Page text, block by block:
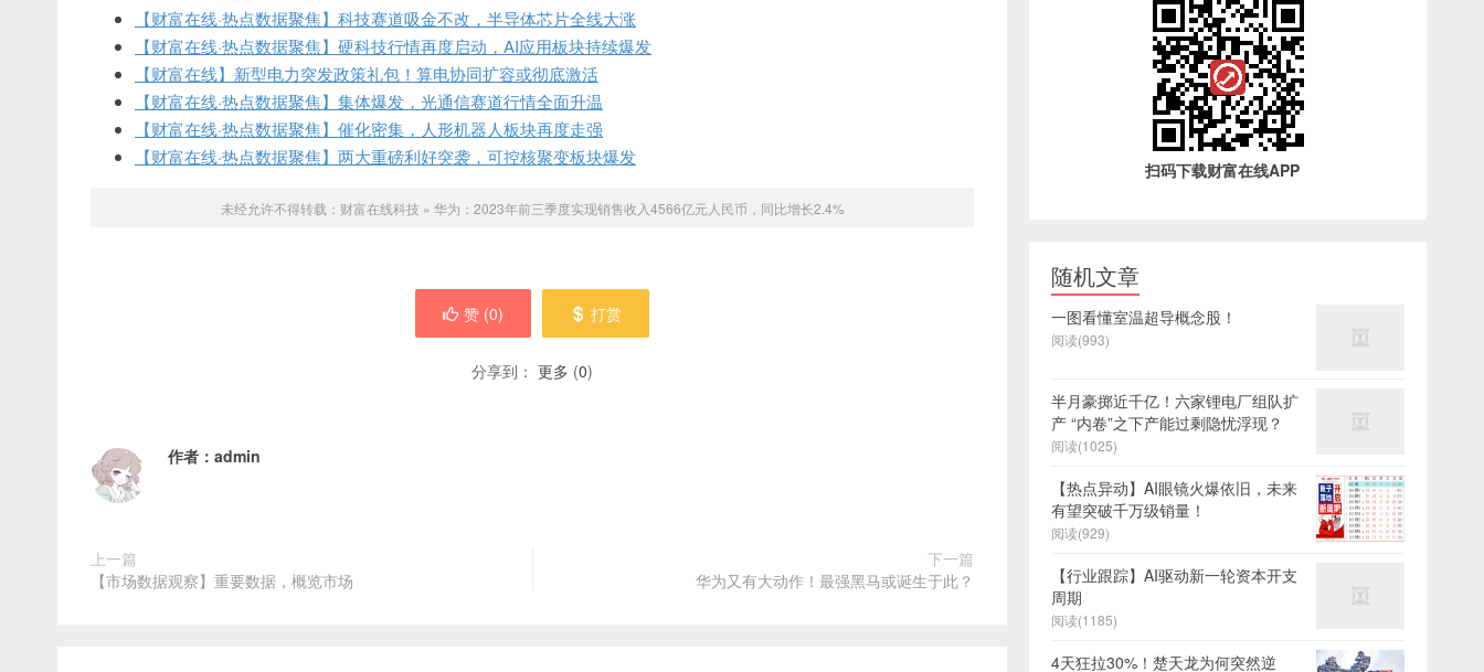
【财富在线·热点数据聚焦】科技赛道吸金不改，半导体芯片全线大涨
【财富在线·热点数据聚焦】硬科技行情再度启动，AI应用板块持续爆发
【财富在线】新型电力突发政策礼包！算电协同扩容或彻底激活
【财富在线·热点数据聚焦】集体爆发，光通信赛道行情全面升温
【财富在线·热点数据聚焦】催化密集，人形机器人板块再度走强
【财富在线·热点数据聚焦】两大重磅利好突袭，可控核聚变板块爆发
未经允许不得转载： 财富在线科技 » 华为：2023年前三季度实现销售收入4566亿元人民币，同比增长2.4%
赞 (0) 打赏
分享到： 更多 (0)
作者： admin
上一篇
【市场数据观察】重要数据，概览市场
下一篇
华为又有大动作！最强黑马或诞生于此？
扫码下载财富在线APP
随机文章
一图看懂室温超导概念股！
阅读(993)
半月豪掷近千亿！六家锂电厂组队扩
产 “内卷”之下产能过剩隐忧浮现？
阅读(1025)
【热点异动】AI眼镜火爆依旧，未来
有望突破千万级销量！
阅读(929)
【行业跟踪】AI驱动新一轮资本开支
周期
阅读(1185)
4天狂拉30%！楚天龙为何突然逆